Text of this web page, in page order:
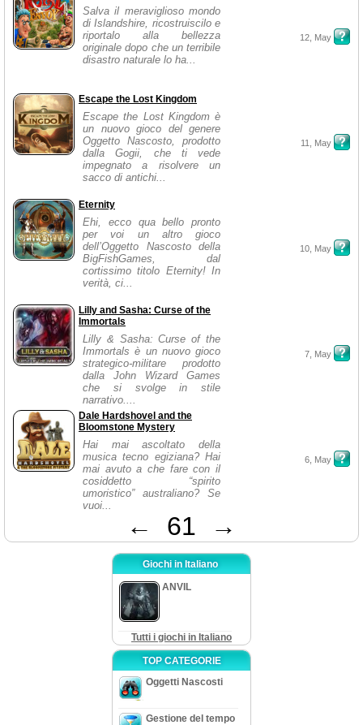
Salva il meraviglioso mondo
di Islandshire, ricostruiscilo e
riportalo alla bellezza
originale dopo che un terribile
disastro naturale lo ha...
12, May
Escape the Lost Kingdom
Escape the Lost Kingdom è
un nuovo gioco del genere
Oggetto Nascosto, prodotto
dalla Gogii, che ti vede
impegnato a risolvere un
sacco di antichi...
11, May
Eternity
Ehi, ecco qua bello pronto
per voi un altro gioco
dell’Oggetto Nascosto della
BigFishGames, dal
cortissimo titolo Eternity! In
verità, ci...
10, May
Lilly and Sasha: Curse of the
Immortals
Lilly & Sasha: Curse of the
Immortals è un nuovo gioco
strategico-militare prodotto
dalla John Wizard Games
che si svolge in stile
narrativo....
7, May
Dale Hardshovel and the
Bloomstone Mystery
Hai mai ascoltato della
musica tecno egiziana? Hai
mai avuto a che fare con il
cosiddetto “spirito
umoristico” australiano? Se
vuoi...
6, May
← 61 →
Giochi in Italiano
ANVIL
Tutti i giochi in Italiano
TOP CATEGORIE
Oggetti Nascosti
Gestione del tempo